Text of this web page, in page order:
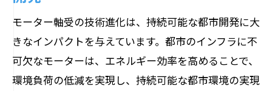
モーター軸受の技術進化は、持続可能な都市開発に大
きなインパクトを与えています。都市のインフラに不
可欠なモーターは、エネルギー効率を高めることで、
環境負荷の低減を実現し、持続可能な都市環境の実現